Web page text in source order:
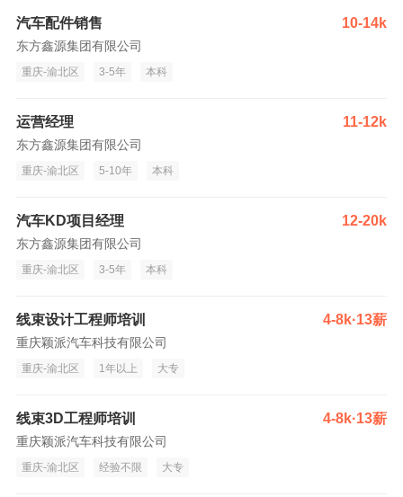
汽车配件销售 10-14k
东方鑫源集团有限公司
重庆-渝北区 3-5年 本科
运营经理 11-12k
东方鑫源集团有限公司
重庆-渝北区 5-10年 本科
汽车KD项目经理 12-20k
东方鑫源集团有限公司
重庆-渝北区 3-5年 本科
线束设计工程师培训 4-8k·13薪
重庆颖派汽车科技有限公司
重庆-渝北区 1年以上 大专
线束3D工程师培训 4-8k·13薪
重庆颖派汽车科技有限公司
重庆-渝北区 经验不限 大专